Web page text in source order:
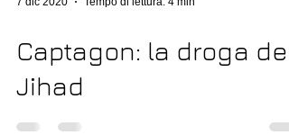
7 dic 2020 Tempo di lettura: 4 min
Captagon: la droga del